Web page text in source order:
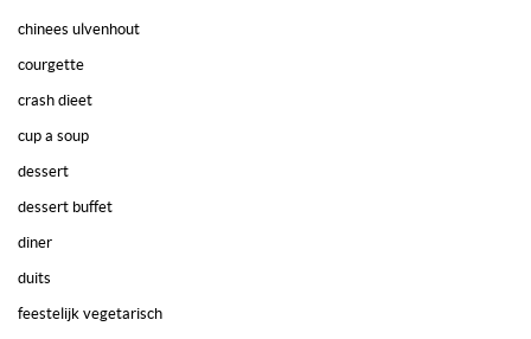
chinees ulvenhout
courgette
crash dieet
cup a soup
dessert
dessert buffet
diner
duits
feestelijk vegetarisch